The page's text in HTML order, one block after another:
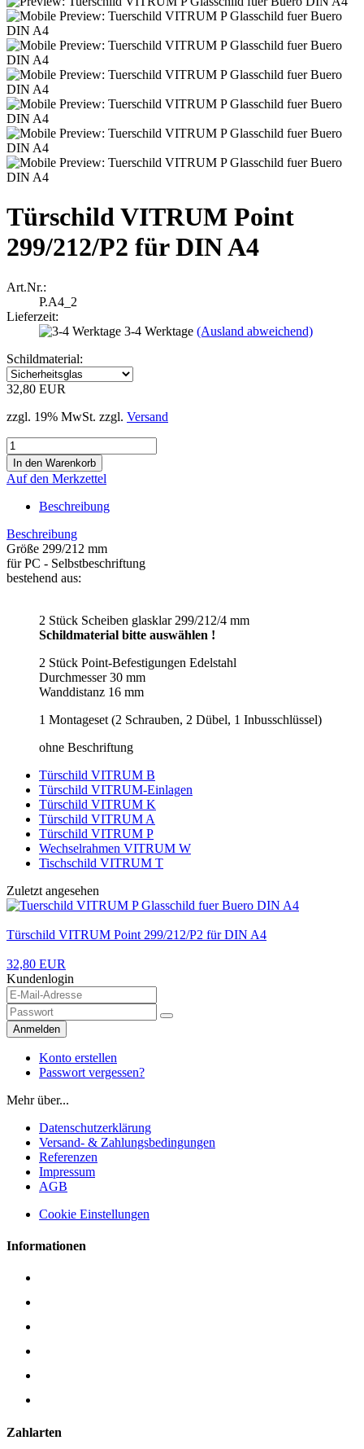
Türschild VITRUM Point
299/212/P2 für DIN A4
Art.Nr.:
P.A4_2
Lieferzeit:
3-4 Werktage (Ausland abweichend)
Schildmaterial:
32,80 EUR
zzgl. 19% MwSt. zzgl. Versand
Auf den Merkzettel
Beschreibung
Beschreibung
Größe 299/212 mm
für PC - Selbstbeschriftung
bestehend aus:
2 Stück Scheiben glasklar 299/212/4 mm
Schildmaterial bitte auswählen !
2 Stück Point-Befestigungen Edelstahl
Durchmesser 30 mm
Wanddistanz 16 mm
1 Montageset (2 Schrauben, 2 Dübel, 1 Inbusschlüssel)
ohne Beschriftung
Türschild VITRUM B
Türschild VITRUM-Einlagen
Türschild VITRUM K
Türschild VITRUM A
Türschild VITRUM P
Wechselrahmen VITRUM W
Tischschild VITRUM T
Zuletzt angesehen
Türschild VITRUM Point 299/212/P2 für DIN A4
32,80 EUR
Kundenlogin
Anmelden
Konto erstellen
Passwort vergessen?
Mehr über...
Datenschutzerklärung
Versand- & Zahlungsbedingungen
Referenzen
Impressum
AGB
Cookie Einstellungen
Informationen
Zahlarten